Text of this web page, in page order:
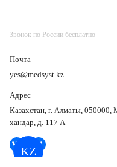
KZ
Звонок по России бесплатно
Почта
yes@medsyst.kz
Адрес
Казахстан, г. Алматы,
хандар, д. 117 А